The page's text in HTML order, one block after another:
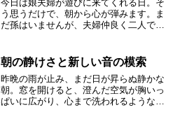
歩ずつ進んでいこうと思います。
らいの余裕も大事やな、と感じていま
す。もちろん、ゆるくてもいいから結果
なる。少なくとも今の自分は前を向い
て、下を向く理由なんてない──その状況
がすでに一歩前進なんだと思います。夢
を追いかけるって、言い訳して止まって
しまえば終わり。でもやり続ければ、応
今日は娘夫婦が遊びに来てくれる日。そ
う思うだけで、朝から心が弾みます。ま
だ孫はいませんが、夫婦仲良く二人で顔
らえるか、楽しんでもらえるかと、身内
が集まるたびにあれこれ気を張っていま
した。でも今は、特別な準備をしなくて
も、ただ迎えられるだけで十分だと感じ
ています。それでも「満足してもらいた
朝の静けさと新しい音の模索
昨晩の雨が止み、まだ日が昇らぬ静かな
朝。窓を開けると、澄んだ空気が胸いっ
ぱいに広がり、心まで洗われるような感